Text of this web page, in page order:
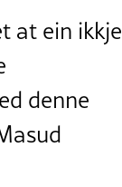
at ein ikkje
denne